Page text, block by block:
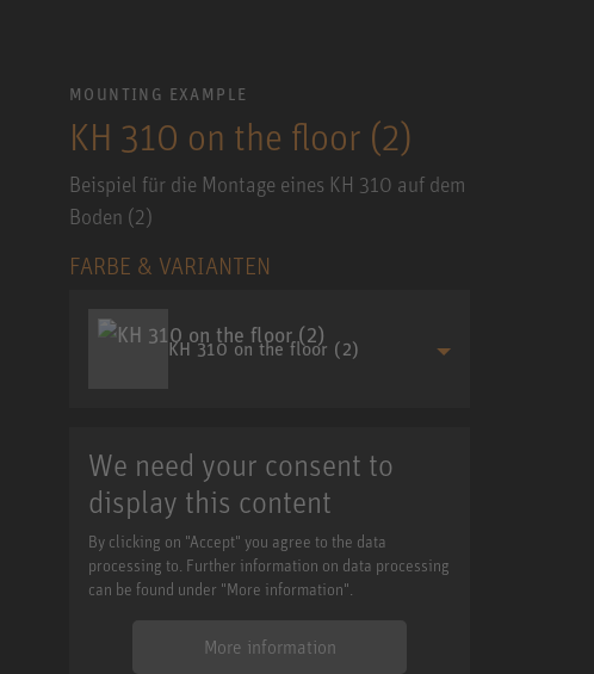
MOUNTING EXAMPLE
KH 310 on the floor (2)
Beispiel für die Montage eines KH 310 auf dem
Boden (2)
FARBE & VARIANTEN
KH 310 on the floor (2)
We need your consent to
display this content
By clicking on "Accept" you agree to the data
processing to. Further information on data processing
can be found under "More information".
More information